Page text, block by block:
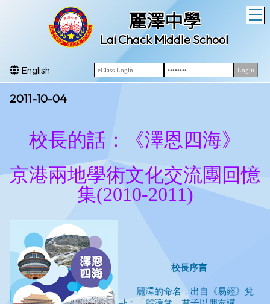
麗澤中學
Lai Chack Middle School
English
2011-10-04